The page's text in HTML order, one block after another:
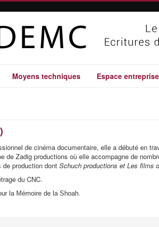
Moyens techniques Espace
de cinéma documentaire, elle a débuté en
de Zadig productions où elle accompagne de
de production dont Schuch productions et Les films
du CNC.
la Mémoire de la Shoah.